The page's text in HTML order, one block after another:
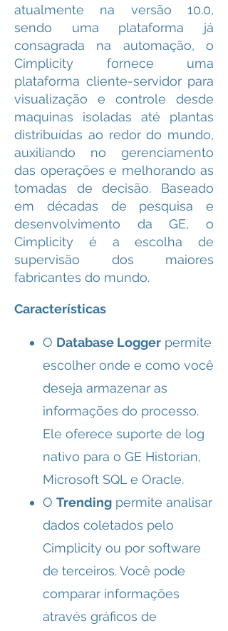
atualmente na versão 10.0,
sendo uma plataforma já
consagrada na automação, o
Cimplicity fornece uma
plataforma cliente-servidor para
visualização e controle desde
maquinas isoladas até plantas
distribuídas ao redor do mundo,
auxiliando no gerenciamento
das operações e melhorando as
tomadas de decisão. Baseado
em décadas de pesquisa e
desenvolvimento da GE, o
Cimplicity é a escolha de
supervisão dos maiores
fabricantes do mundo.
Características
O Database Logger permite
escolher onde e como você
deseja armazenar as
informações do processo.
Ele oferece suporte de log
nativo para o GE Historian,
Microsoft SQL e Oracle.
O Trending permite analisar
dados coletados pelo
Cimplicity ou por software
de terceiros. Você pode
comparar informações
através gráficos de